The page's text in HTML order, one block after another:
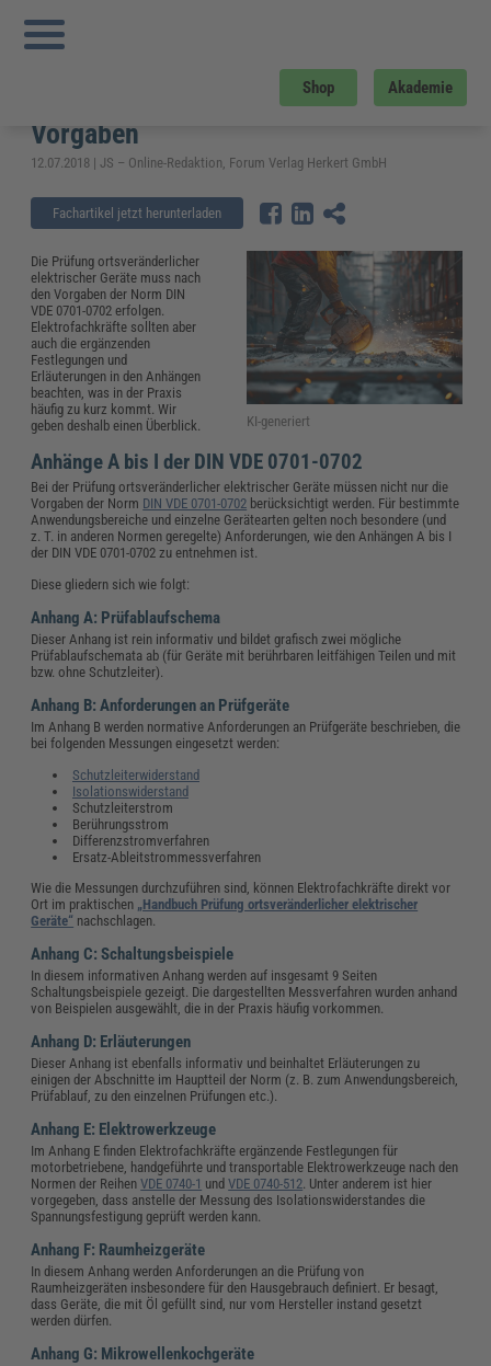
Shop Akademie
Sie sind hier:
VDE 0701 - 0702: Anhänge beinhalten weitere normative Vorgaben
VDE 0701 - 0702: Anhänge
beinhalten weitere normative
Vorgaben
12.07.2018 | JS – Online-Redaktion, Forum Verlag Herkert GmbH
Fachartikel jetzt herunterladen
KI-generiert
Die Prüfung ortsveränderlicher
elektrischer Geräte muss nach
den Vorgaben der Norm DIN
VDE 0701-0702 erfolgen.
Elektrofachkräfte sollten aber
auch die ergänzenden
Festlegungen und
Erläuterungen in den Anhängen
beachten, was in der Praxis
häufig zu kurz kommt. Wir
geben deshalb einen Überblick.
Anhänge A bis I der DIN VDE 0701-0702
Bei der Prüfung ortsveränderlicher elektrischer Geräte müssen nicht nur die
Vorgaben der Norm DIN VDE 0701-0702 berücksichtigt werden. Für bestimmte
Anwendungsbereiche und einzelne Gerätearten gelten noch besondere (und
z. T. in anderen Normen geregelte) Anforderungen, wie den Anhängen A bis I
der DIN VDE 0701-0702 zu entnehmen ist.
Diese gliedern sich wie folgt:
Anhang A: Prüfablaufschema
Dieser Anhang ist rein informativ und bildet grafisch zwei mögliche
Prüfablaufschemata ab (für Geräte mit berührbaren leitfähigen Teilen und mit
bzw. ohne Schutzleiter).
Anhang B: Anforderungen an Prüfgeräte
Im Anhang B werden normative Anforderungen an Prüfgeräte beschrieben, die
bei folgenden Messungen eingesetzt werden:
Schutzleiterwiderstand
Isolationswiderstand
Schutzleiterstrom
Berührungsstrom
Differenzstromverfahren
Ersatz-Ableitstrommessverfahren
Wie die Messungen durchzuführen sind, können Elektrofachkräfte direkt vor
Ort im praktischen „Handbuch Prüfung ortsveränderlicher elektrischer
Geräte“ nachschlagen.
Anhang C: Schaltungsbeispiele
In diesem informativen Anhang werden auf insgesamt 9 Seiten
Schaltungsbeispiele gezeigt. Die dargestellten Messverfahren wurden anhand
von Beispielen ausgewählt, die in der Praxis häufig vorkommen.
Anhang D: Erläuterungen
Dieser Anhang ist ebenfalls informativ und beinhaltet Erläuterungen zu
einigen der Abschnitte im Hauptteil der Norm (z. B. zum Anwendungsbereich,
Prüfablauf, zu den einzelnen Prüfungen etc.).
Anhang E: Elektrowerkzeuge
Im Anhang E finden Elektrofachkräfte ergänzende Festlegungen für
motorbetriebene, handgeführte und transportable Elektrowerkzeuge nach den
Normen der ReihenVDE 0740-1 undVDE 0740-512. Unter anderem ist hier
vorgegeben, dass anstelle der Messung des Isolationswiderstandes die
Spannungsfestigung geprüft werden kann.
Anhang F: Raumheizgeräte
In diesem Anhang werden Anforderungen an die Prüfung von
Raumheizgeräten insbesondere für den Hausgebrauch definiert. Er besagt,
dass Geräte, die mit Öl gefüllt sind, nur vom Hersteller instand gesetzt
werden dürfen.
Anhang G: Mikrowellenkochgeräte